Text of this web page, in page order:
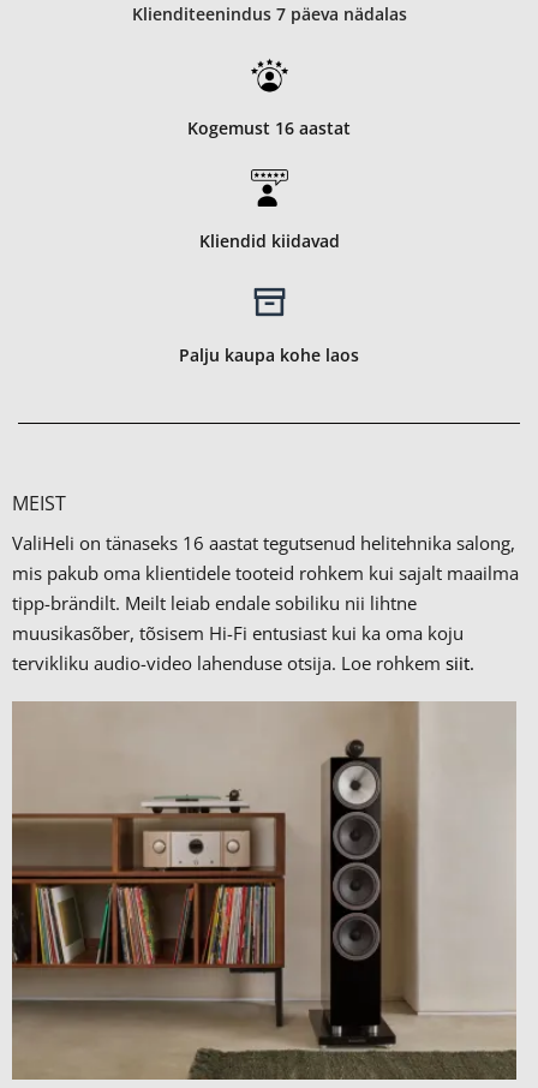
Klienditeenindus 7 päeva nädalas
Kogemust 16 aastat
Kliendid kiidavad
Palju kaupa kohe laos
MEIST
ValiHeli on tänaseks 16 aastat tegutsenud helitehnika salong,
mis pakub oma klientidele tooteid rohkem kui sajalt maailma
tipp-brändilt. Meilt leiab endale sobiliku nii lihtne
muusikasõber, tõsisem Hi-Fi entusiast kui ka oma koju
tervikliku audio-video lahenduse otsija. Loe rohkem siit.